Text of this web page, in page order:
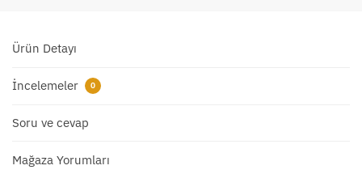
Ürün Detayı
İncelemeler 0
Soru ve cevap
Mağaza Yorumları